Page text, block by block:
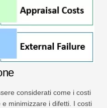
considerati come i costi
minimizzare i difetti. I costi